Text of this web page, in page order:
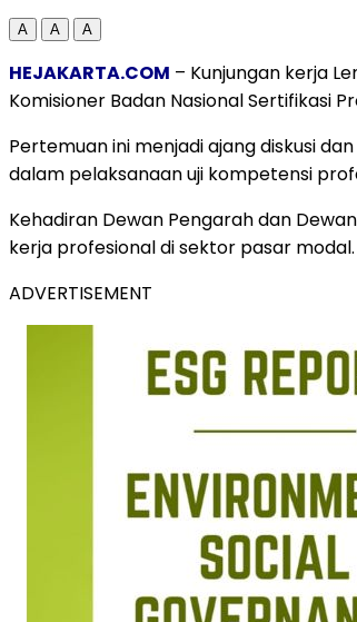
A A A
HEJAKARTA.COM – Kunjungan kerja
Komisioner Badan Nasional Sertifikasi
Pertemuan ini menjadi ajang diskusi
dalam pelaksanaan uji kompetensi
Kehadiran Dewan Pengarah dan
kerja profesional di sektor pasar modal.
ADVERTISEMENT